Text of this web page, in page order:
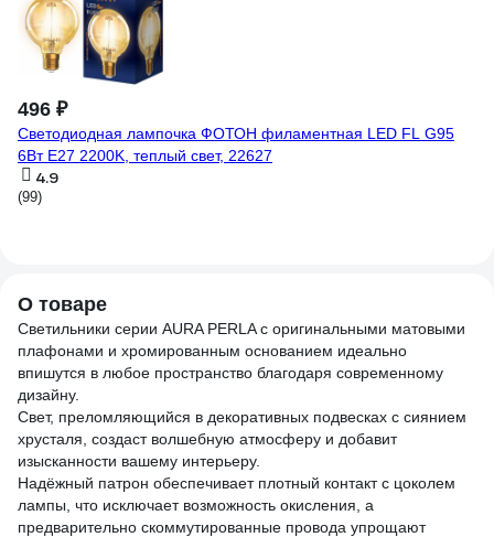
496 ₽
Светодиодная лампочка ФОТОН филаментная LED FL G95
6Вт E27 2200K, теплый свет, 22627
4.9
(99)
О товаре
Светильники серии AURA PERLA с оригинальными матовыми
плафонами и хромированным основанием идеально
впишутся в любое пространство благодаря современному
дизайну.
Свет, преломляющийся в декоративных подвесках с сиянием
хрусталя, создаст волшебную атмосферу и добавит
изысканности вашему интерьеру.
Надёжный патрон обеспечивает плотный контакт с цоколем
лампы, что исключает возможность окисления, а
предварительно скоммутированные провода упрощают